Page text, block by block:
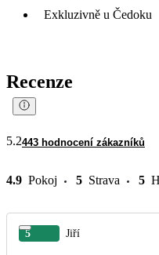
Exkluzivně u Čedoku
Recenze
5.2443 hodnocení zákazníků
4.9 Pokoj 5 Strava 5
5 Jiří